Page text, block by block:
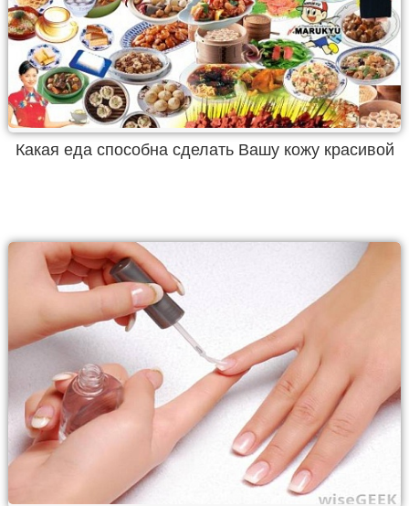
Какая еда способна сделать Вашу кожу красивой